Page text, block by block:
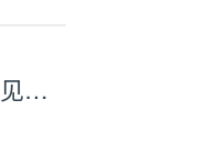
就在明天！斑马ERP将出席2022青岛跨境电商交易博览会，不见不散！